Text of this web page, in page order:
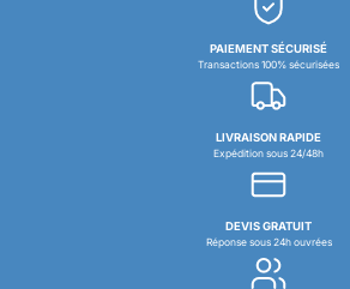
PAIEMENT SÉCURISÉ
Transactions 100% sécurisées
LIVRAISON RAPIDE
Expédition sous 24/48h
DEVIS GRATUIT
Réponse sous 24h ouvrées